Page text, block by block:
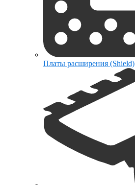
Платы расширения (Shield)